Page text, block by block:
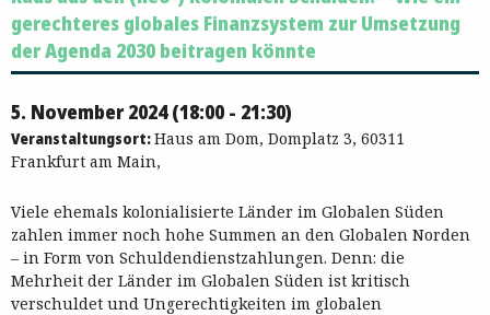
springen
gerechteres globales Finanzsystem zur Umsetzung
der Agenda 2030 beitragen könnte
5. November 2024 (18:00 - 21:30)
Veranstaltungsort:Haus am Dom, Domplatz 3, 60311
Frankfurt am Main,
Viele ehemals kolonialisierte Länder im Globalen Süden
zahlen immer noch hohe Summen an den Globalen Norden
– in Form von Schuldendienstzahlungen. Denn: die
Mehrheit der Länder im Globalen Süden ist kritisch
verschuldet und Ungerechtigkeiten im globalen